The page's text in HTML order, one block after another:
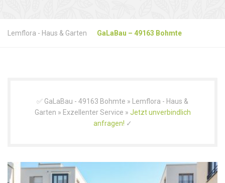
Lemflora - Haus & Garten GaLaBau – 49163 Bohmte
✅ GaLaBau - 49163 Bohmte » Lemflora - Haus &
Garten » Exzellenter Service » Jetzt unverbindlich
anfragen! ✓